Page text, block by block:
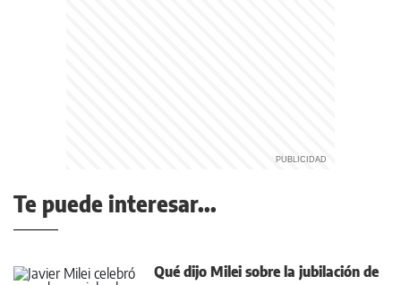
Te puede interesar...
Qué dijo Milei sobre la jubilación de